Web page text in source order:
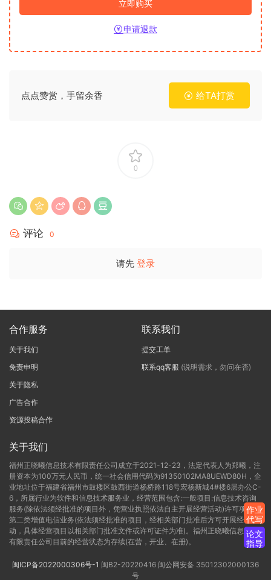
立即购买
申请退款
点点赞赏，手留余香 给TA打赏
0
评论 0
请先 登录
合作服务
关于我们
免责申明
关于隐私
广告合作
资源投稿合作
联系我们
提交工单
联系qq客服 (说明需求，勿问在否)
关于我们
福州正晓曦信息技术有限责任公司成立于2021-12-23，法定代表人为郑曦，注
册资本为100万元人民币，统一社会信用代码为91350102MA8UEWD80H，企
业地址位于福建省福州市鼓楼区鼓西街道杨桥路118号宏杨新城4#楼6层办公C-
6，所属行业为软件和信息技术服务业，经营范围包含:一般项目:信息技术咨询
服务(除依法须经批准的项目外，凭营业执照依法自主开展经营活动)许可项目:
第二类增值电信业务(依法须经批准的项目，经相关部门批准后方可开展经营活
动，具体经营项目以相关部门批准文件或许可证件为准)。福州正晓曦信息技术
有限责任公司目前的经营状态为存续(在营，开业、在册)。
闽ICP备2022000306号-1 闽B2-20220416 闽公网安备 35012302000136
号
作业
代写
论文
指导